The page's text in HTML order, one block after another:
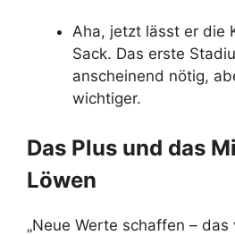
Aha, jetzt lässt er die
Sack. Das erste
anscheinend nötig,
wichtiger.
Das Plus und das
Löwen
„Neue Werte schaffen –